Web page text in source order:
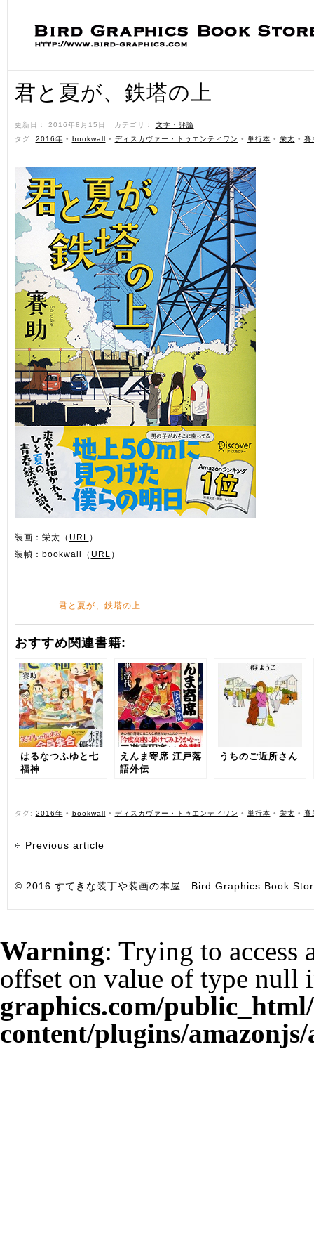
君と夏が、鉄塔の上
更新日： 2016年8月15日 ˑ カテゴリ： 文学・評論 ˑ
タグ: 2016年 • bookwall • ディスカヴァー・トゥエンティワン • 単行本 • 栄太 • 賽
装画：栄太（ URL ）
装幀：bookwall（ URL ）
君と夏が、鉄塔の上
おすすめ関連書籍:
はるなつふゆと七
福神
えんま寄席 江戸落
語外伝
うちのご近所さん
タグ: 2016年 • bookwall • ディスカヴァー・トゥエンティワン • 単行本 • 栄太 • 賽
Previous article
© 2016 すてきな装丁や装画の本屋 Bird Graphics Book
Warning: Trying to access
offset on value of type null
graphics.com/
content/plugins/